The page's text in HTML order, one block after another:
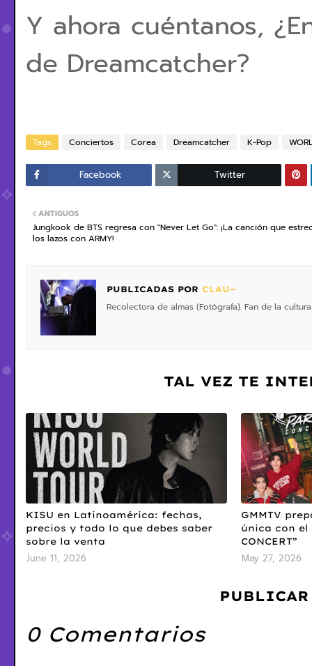
Y ahora cuéntanos,
de Dreamcatcher?
Tags Conciertos Corea Dreamcatcher K-Pop
Facebook Twitter
ANTIGUOS
Jungkook de BTS regresa con "Never Let Go": ¡La canción que
los lazos con ARMY!
PUBLICADAS POR CLAU~
Recolectora de almas (Fotógrafa). Fan de la
TAL VEZ TE
KISU en Latinoamérica: fechas,
precios y todo lo que debes saber
sobre la venta
June 11, 2026
GMMTV
única con el
CONCERT”
May 27, 2026
0 Comentarios